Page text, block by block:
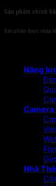
Sản phẩm chính
Sản phẩm được nhập
Năng
Nhà